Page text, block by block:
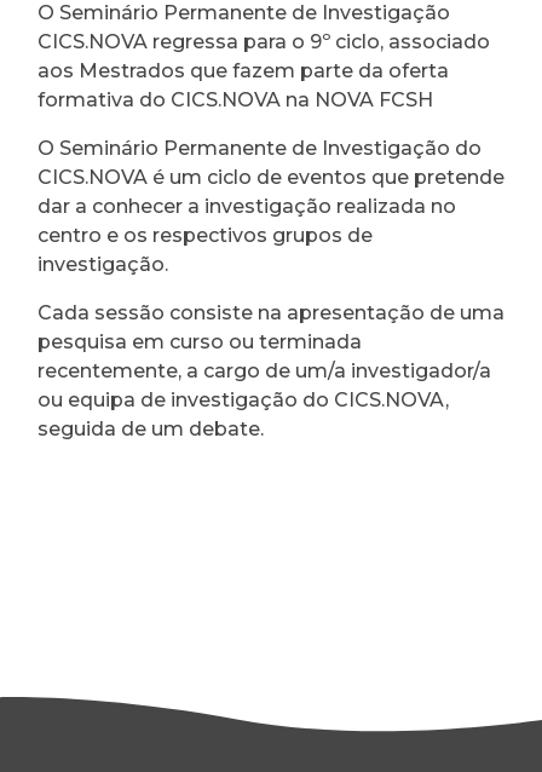
O Seminário Permanente de Investigação
CICS.NOVA regressa para o 9º ciclo, associado
aos Mestrados que fazem parte da oferta
formativa do CICS.NOVA na NOVA FCSH
O Seminário Permanente de Investigação do
CICS.NOVA é um ciclo de eventos que pretende
dar a conhecer a investigação realizada no
centro e os respectivos grupos de
investigação.
Cada sessão consiste na apresentação de uma
pesquisa em curso ou terminada
recentemente, a cargo de um/a investigador/a
ou equipa de investigação do CICS.NOVA,
seguida de um debate.